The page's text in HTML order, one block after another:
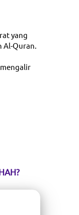
yang
Al-Quran.